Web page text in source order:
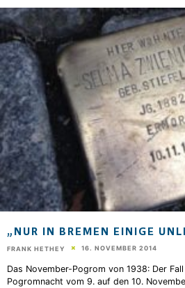
„NUR IN BREMEN EINIGE
FRANK HETHEY 16. NOVEMBER 2014
Das November-Pogrom von 1938: Der
Pogromnacht vom 9. auf den 10.